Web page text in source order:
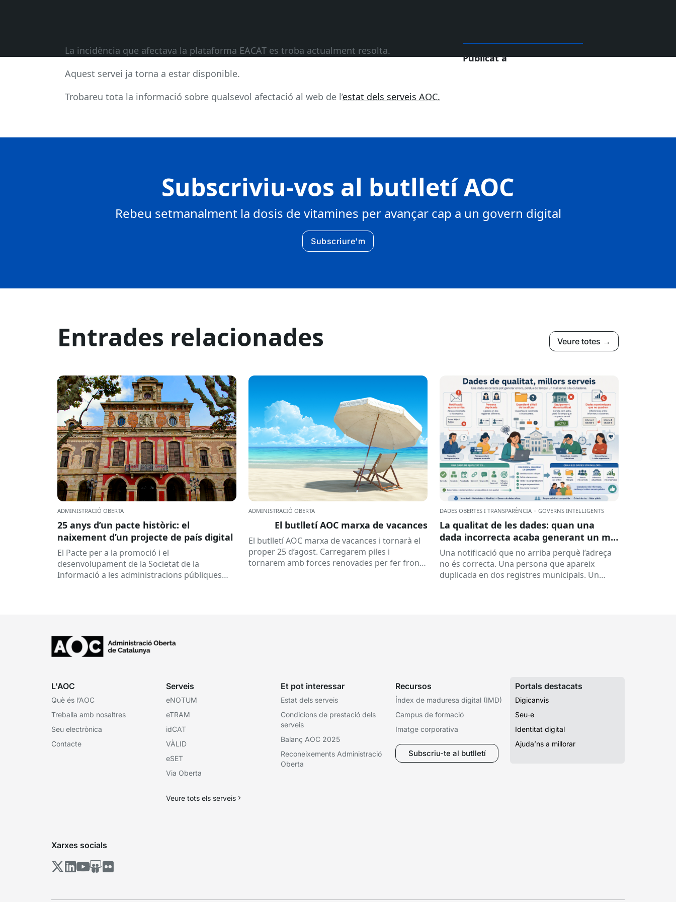
La incidència que afectava la plataforma EACAT es troba actualment resolta.
Aquest servei ja torna a estar disponible.
Trobareu tota la informació sobre qualsevol afectació al web de l’estat dels serveis AOC.
Publicat a
Subscriviu-vos al butlletí AOC
Rebeu setmanalment la dosis de vitamines per avançar cap a un govern digital
Subscriure'm
Entrades relacionades Veure totes →
ADMINISTRACIÓ OBERTA
25 anys d’un pacte històric: el
naixement d’un projecte de país digital
El Pacte per a la promoció i el
desenvolupament de la Societat de la
Informació a les administracions públiques
ADMINISTRACIÓ OBERTA
El butlletí AOC marxa de vacances
El butlletí AOC marxa de vacances i tornarà el
proper 25 d’agost. Carregarem piles i
tornarem amb forces renovades per fer front
DADES OBERTES I TRANSPARÈNCIA · GOVERNS INTEL·LIGENTS
La qualitat de les dades: quan una
dada incorrecta acaba generant un mal
servei
Una notificació que no arriba perquè l’adreça
no és correcta. Una persona que apareix
duplicada en dos registres municipals. Un
L'AOC
Què és l’AOC
Treballa amb nosaltres
Seu electrònica
Contacte
Serveis
eNOTUM
eTRAM
idCAT
VÀLID
eSET
Via Oberta
Veure tots els serveis
Et pot interessar
Estat dels serveis
Condicions de prestació dels
serveis
Balanç AOC 2025
Reconeixements Administració
Oberta
Recursos
Índex de maduresa digital (IMD)
Campus de formació
Imatge corporativa
Subscriu-te al butlletí
Portals destacats
Digicanvis
Seu-e
Identitat digital
Ajuda’ns a millorar
Xarxes socials